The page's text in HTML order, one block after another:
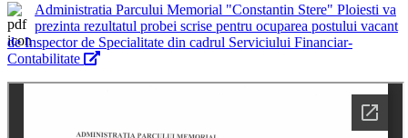
Administratia Parcului Memorial "Constantin Stere" Ploiesti va
prezinta rezultatul probei scrise pentru ocuparea postului vacant
de Inspector de Specialitate din cadrul Serviciului Financiar-
Contabilitate